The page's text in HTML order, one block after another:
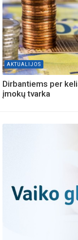
AKTUALIJOS
Dirbantiems per
įmokų tvarka